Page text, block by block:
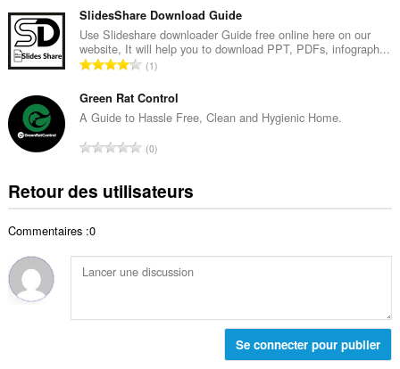
d
e
n
o
e
s
o
t
a
d
e
o
e
s
m
b
r
e
o
t
a
e
n
e
SlidesShare Download Guide
Use Slideshare downloader Guide free online here on our
website, It will help you to download PPT, PDFs, infograph...
N
m
b
e
o
t
d
e
1
Green Rat Control
A Guide to Hassle Free, Clean and Hygienic Home.
N
b
t
o
l
0
Retour des utilisateurs
Commentaires :0
Se connecter pour publier